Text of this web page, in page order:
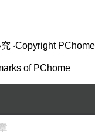
‧Copyright PChome
of PChome